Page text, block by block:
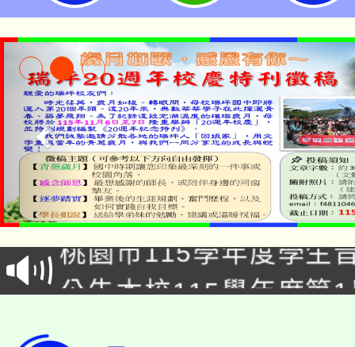
「2026金融保險知識
車」活動
桃園市115學年度學生
生本土語及新住民語歌
公告本校115學年度第